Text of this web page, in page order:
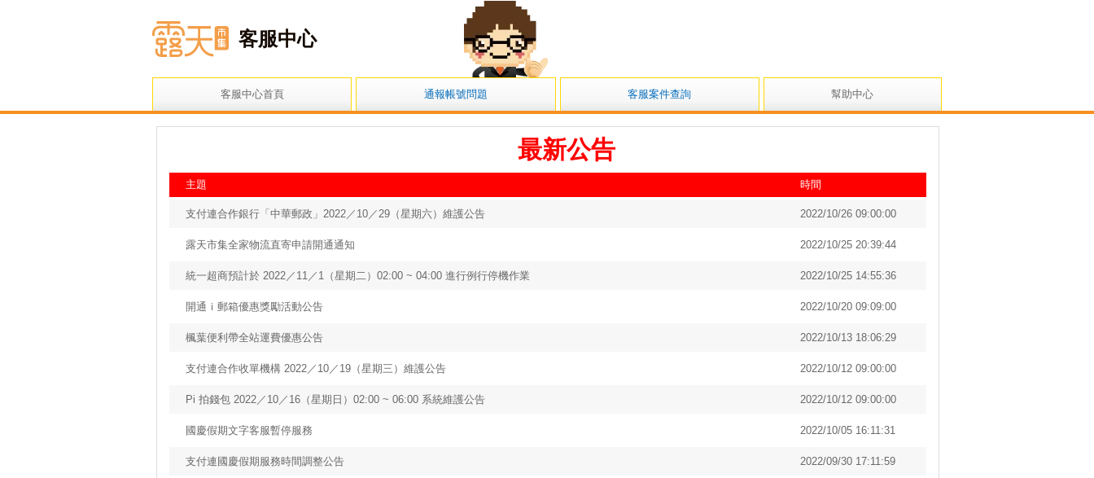
客服中心
小露露
客服中心首頁 通報帳號問題 客服案件查詢 幫助中心
最新公告
主題 時間
支付連合作銀行「中華郵政」2022／10／29（星期六）維護公告 2022/10/26 09:00:00
露天市集全家物流直寄申請開通通知 2022/10/25 20:39:44
統一超商預計於 2022／11／1（星期二）02:00 ~ 04:00 進行例行停機作業 2022/10/25 14:55:36
開通ｉ郵箱優惠獎勵活動公告 2022/10/20 09:09:00
楓葉便利帶全站運費優惠公告 2022/10/13 18:06:29
支付連合作收單機構 2022／10／19（星期三）維護公告 2022/10/12 09:00:00
Pi 拍錢包 2022／10／16（星期日）02:00 ~ 06:00 系統維護公告 2022/10/12 09:00:00
國慶假期文字客服暫停服務 2022/10/05 16:11:31
支付連國慶假期服務時間調整公告 2022/09/30 17:11:59